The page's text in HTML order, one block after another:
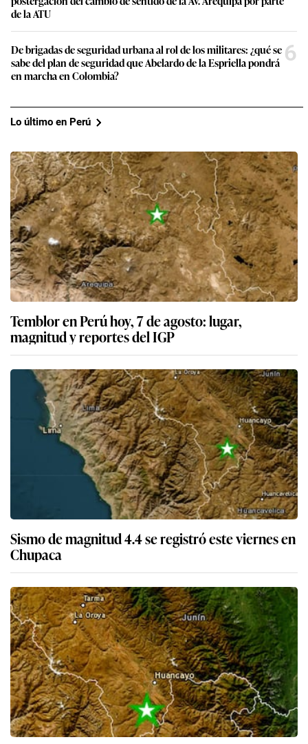
de la ATU
De brigadas de seguridad urbana al rol de los militares: ¿qué se
sabe del plan de seguridad que Abelardo de la Espriella pondrá
en marcha en Colombia?
6
Lo último en Perú
Temblor en Perú hoy, 7 de agosto: lugar,
magnitud y reportes del IGP
Sismo de magnitud 4.4 se registró este viernes en
Chupaca